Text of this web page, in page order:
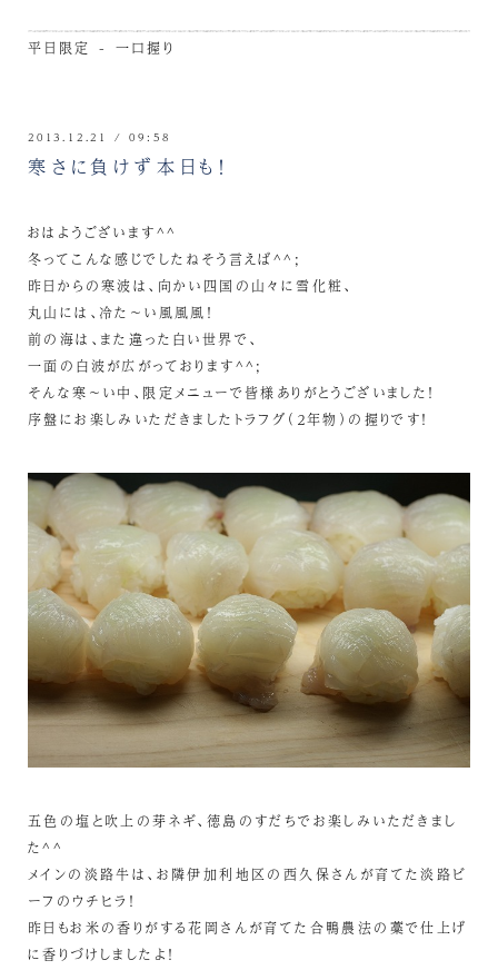
平日限定 - 一口握り
2013.12.21 / 09:58
寒さに負けず本日も！
おはようございます^^
冬ってこんな感じでしたねそう言えば^^;
昨日からの寒波は、向かい四国の山々に雪化粧、
丸山には、冷た～い風風風！
前の海は、また違った白い世界で、
一面の白波が広がっております^^;
そんな寒～い中、限定メニューで皆様ありがとうございました！
序盤にお楽しみいただきましたトラフグ（２年物）の握りです！
五色の塩と吹上の芽ネギ、徳島のすだちでお楽しみいただきまし
た^^
メインの淡路牛は、お隣伊加利地区の西久保さんが育てた淡路ビ
ーフのウチヒラ！
昨日もお米の香りがする花岡さんが育てた合鴨農法の藁で仕上げ
に香りづけしましたよ！